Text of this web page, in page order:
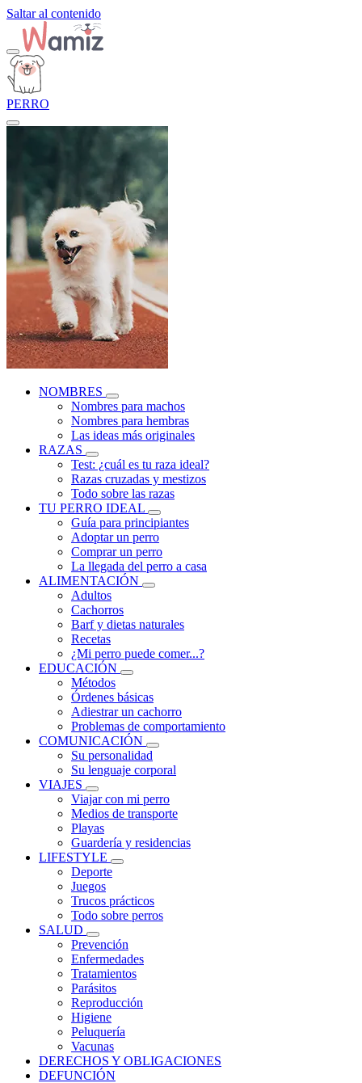
Saltar al contenido
PERRO
NOMBRES
Nombres para machos
Nombres para hembras
Las ideas más originales
RAZAS
Test: ¿cuál es tu raza ideal?
Razas cruzadas y mestizos
Todo sobre las razas
TU PERRO IDEAL
Guía para principiantes
Adoptar un perro
Comprar un perro
La llegada del perro a casa
ALIMENTACIÓN
Adultos
Cachorros
Barf y dietas naturales
Recetas
¿Mi perro puede comer...?
EDUCACIÓN
Métodos
Órdenes básicas
Adiestrar un cachorro
Problemas de comportamiento
COMUNICACIÓN
Su personalidad
Su lenguaje corporal
VIAJES
Viajar con mi perro
Medios de transporte
Playas
Guardería y residencias
LIFESTYLE
Deporte
Juegos
Trucos prácticos
Todo sobre perros
SALUD
Prevención
Enfermedades
Tratamientos
Parásitos
Reproducción
Higiene
Peluquería
Vacunas
DERECHOS Y OBLIGACIONES
DEFUNCIÓN